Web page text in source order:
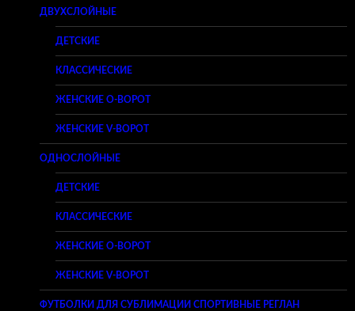
ДВУХСЛОЙНЫЕ
ДЕТСКИЕ
КЛАССИЧЕСКИЕ
ЖЕНСКИЕ O-ВОРОТ
ЖЕНСКИЕ V-ВОРОТ
ОДНОСЛОЙНЫЕ
ДЕТСКИЕ
КЛАССИЧЕСКИЕ
ЖЕНСКИЕ O-ВОРОТ
ЖЕНСКИЕ V-ВОРОТ
ФУТБОЛКИ ДЛЯ СУБЛИМАЦИИ СПОРТИВНЫЕ РЕГЛАН